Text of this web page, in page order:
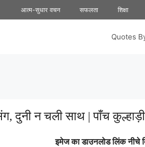
आत्म-सुधार वचन सफलता शिक्षा
Quotes
दुनी न चली साथ | पाँच
इमेज का डाउनलोड लिंक नीचे